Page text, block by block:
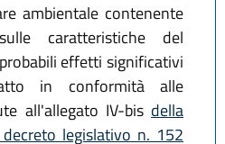
ambientale contenente
caratteristiche del
effetti significativi
in conformità alle
all'allegato IV-bis della
legislativo n. 152